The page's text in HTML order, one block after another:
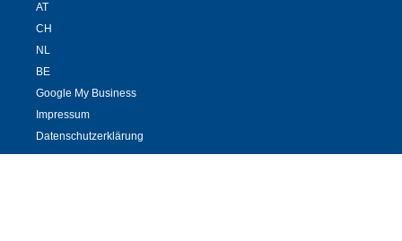
AT
CH
NL
BE
Google My Business
Impressum
Datenschutzerklärung